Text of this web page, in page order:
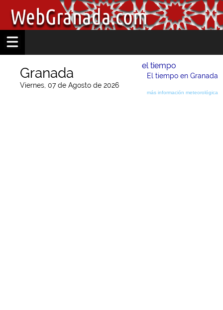
Granada
Viernes, 07 de Agosto de 2026
el tiempo
El tiempo en Granada
más información meteorológica